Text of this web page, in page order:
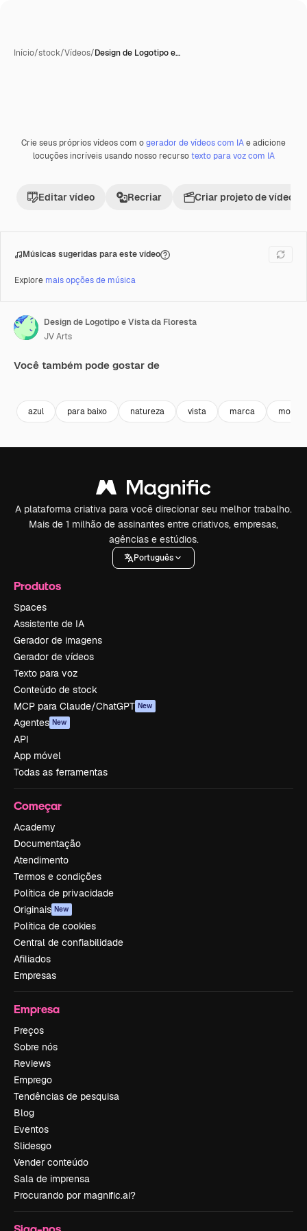
Início/stock/Vídeos/Design de Logotipo e…
Premium
Crie seus próprios vídeos com ogerador de vídeos com IAe adicione
locuções incríveis usando nosso recursotexto para voz com IA
Editar vídeo Recriar Criar projeto de vídeo
Músicas sugeridas para este vídeo
Explore mais opções de música
Design de Logotipo e Vista da Floresta
JV Arts
Você também pode gostar de
azul para baixo natureza vista marca
A plataforma criativa para você direcionar seu melhor trabalho.
Mais de 1 milhão de assinantes entre criativos, empresas,
agências e estúdios.
Português
Produtos
Spaces
Assistente de IA
Gerador de imagens
Gerador de vídeos
Texto para voz
Conteúdo de stock
MCP para Claude/ChatGPT New
Agentes New
API
App móvel
Todas as ferramentas
Começar
Academy
Documentação
Atendimento
Termos e condições
Política de privacidade
Originais New
Política de cookies
Central de confiabilidade
Afiliados
Empresas
Empresa
Preços
Sobre nós
Reviews
Emprego
Tendências de pesquisa
Blog
Eventos
Slidesgo
Vender conteúdo
Sala de imprensa
Procurando por magnific.ai?